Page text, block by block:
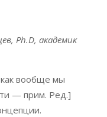
Ph.D, академик
вообще мы
— прим. Ред.]